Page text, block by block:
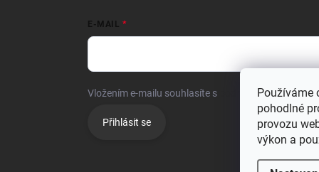
Používáme
pohodlné
provozu
výkon a
E-MAIL
Vložením e-mailu souhlasíte s podmínkami ochrany
Přihlásit se